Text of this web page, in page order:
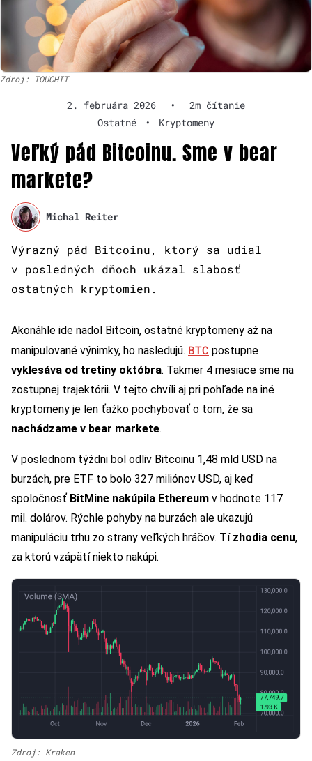
Zdroj: TOUCHIT
2. februára 2026 •
2m čítanie
Ostatné
• Kryptomeny
Veľký pád Bitcoinu. Sme v bear
markete?
Michal Reiter
Výrazný pád Bitcoinu, ktorý sa udial
v posledných dňoch ukázal slabosť
ostatných kryptomien.
Akonáhle ide nadol Bitcoin, ostatné kryptomeny až na
manipulované výnimky, ho nasledujú. BTC postupne
vyklesáva od tretiny októbra. Takmer 4 mesiace sme na
zostupnej trajektórii. V tejto chvíli aj pri pohľade na iné
kryptomeny je len ťažko pochybovať o tom, že sa
nachádzame v bear markete.
V poslednom týždni bol odliv Bitcoinu 1,48 mld USD na
burzách, pre ETF to bolo 327 miliónov USD, aj keď
spoločnosť BitMine nakúpila Ethereum v hodnote 117
mil. dolárov. Rýchle pohyby na burzách ale ukazujú
manipuláciu trhu zo strany veľkých hráčov. Tí zhodia cenu,
za ktorú vzápätí niekto nakúpi.
Zdroj: Kraken